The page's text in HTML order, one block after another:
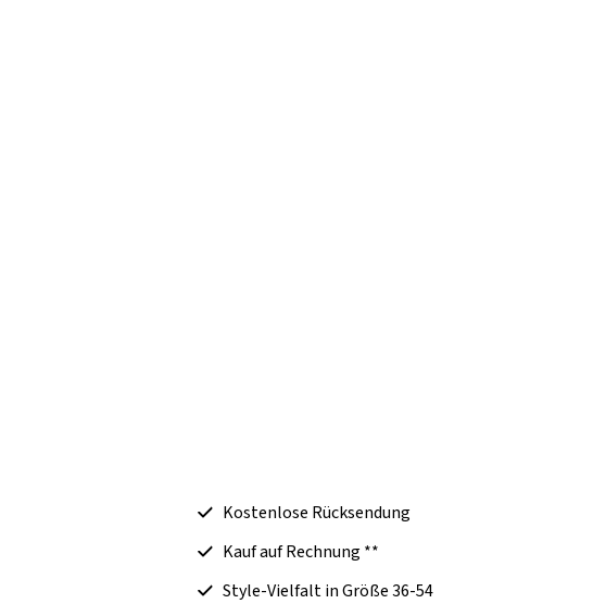
Kostenlose Rücksendung
Kauf auf Rechnung **
Style-Vielfalt in Größe 36-54